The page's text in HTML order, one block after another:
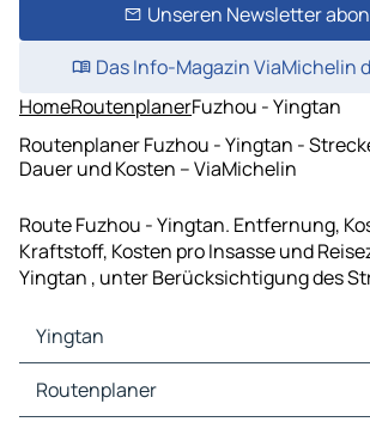
Unseren Newsletter
Das Info-Magazin ViaMichelin
HomeRoutenplanerFuzhou - Yingtan
Routenplaner Fuzhou - Yingtan -
Dauer und Kosten – ViaMichelin
Route Fuzhou - Yingtan. Entfernung,
Kraftstoff, Kosten pro Insasse und
Yingtan , unter Berücksichtigung des
Yingtan
Yingtan Karten Stadtplan
Yingtan Verkehr
Routenplaner